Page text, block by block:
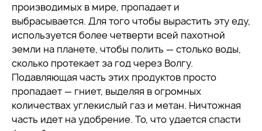
производимых в мире, пропадает и
выбрасывается. Для того чтобы вырастить эту еду,
используется более четверти всей пахотной
земли на планете, чтобы полить — столько воды,
сколько протекает за год через Волгу.
Подавляющая часть этих продуктов просто
пропадает — гниет, выделяя в огромных
количествах углекислый газ и метан. Ничтожная
часть идет на удобрение. То, что удается спасти